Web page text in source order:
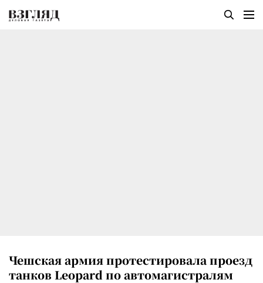
Чешская армия протестировала проезд
танков Leopard по автомагистралям